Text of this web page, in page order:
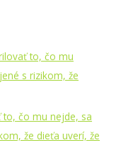
to, čo mu
s rizikom, že
čo mu nejde, sa
že dieťa uverí, že